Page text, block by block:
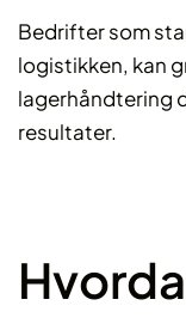
Bedrifter som
logistikken, kan
lagerhåndtering
resultater.